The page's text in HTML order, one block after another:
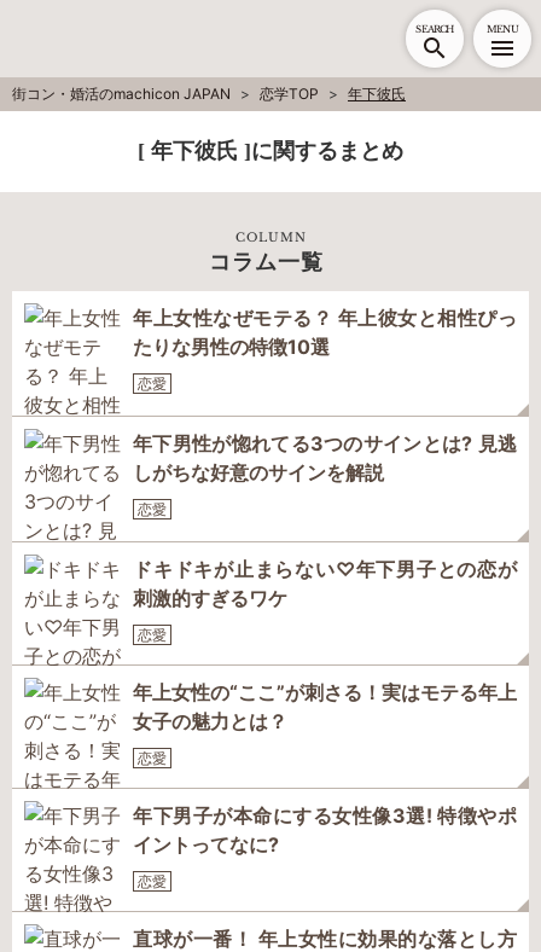
SEARCH MENU
街コン・婚活のmachicon JAPAN 恋学TOP 年下彼氏
[ 年下彼氏 ]に関するまとめ
COLUMN
コラム一覧
年上女性なぜモテる？ 年上彼女と相性ぴっ
たりな男性の特徴10選
恋愛
年下男性が惚れてる3つのサインとは? 見逃
しがちな好意のサインを解説
恋愛
ドキドキが止まらない♡年下男子との恋が
刺激的すぎるワケ
恋愛
年上女性の“ここ”が刺さる！実はモテる年上
女子の魅力とは？
恋愛
年下男子が本命にする女性像3選! 特徴やポ
イントってなに?
恋愛
直球が一番！ 年上女性に効果的な落とし方